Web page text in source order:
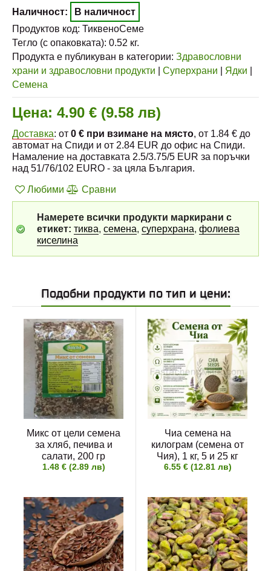
Наличност:
В наличност
Продуктов код: ТиквеноСеме
Тегло (с опаковката): 0.52 кг.
Продукта е публикуван в категории: Здравословни
храни и здравословни продукти
Суперхрани Ядки
Семена
Цена: 4.90 € (9.58 лв)
Доставка: от 0 € при взимане на място, от 1.84 € до
автомат на Спиди и от 2.84 EUR до офис на Спиди.
Намаление на доставката 2.5/3.75/5 EUR за поръчки
над 51/76/102 EURO - за цяла България.
Любими Сравни
Намерете всички продукти маркирани с
етикет: тиква, семена, суперхрана, фолиева
киселина
Подобни продукти по тип и цени:
Микс от цели семена
за хляб, печива и
салати, 200 гр
1.48 € (2.89 лв)
Чиа семена на
килограм (семена от
Чия), 1 кг, 5 и 25 кг
6.55 € (12.81 лв)